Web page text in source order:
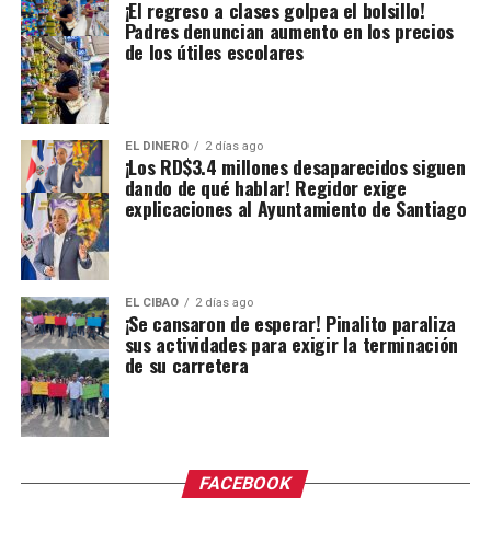
¡El regreso a clases golpea el bolsillo!
Padres denuncian aumento en los precios
de los útiles escolares
EL DINERO 2 días ago
¡Los RD$3.4 millones desaparecidos siguen
dando de qué hablar! Regidor exige
explicaciones al Ayuntamiento de Santiago
EL CIBAO 2 días ago
¡Se cansaron de esperar! Pinalito paraliza
sus actividades para exigir la terminación
de su carretera
FACEBOOK